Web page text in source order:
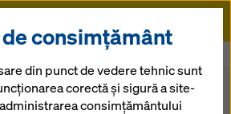
Cofrajul căţărător MF240
generală
consimțământ
din punct de vedere tehnic sunt
corectă și sigură a site-
consimțământului